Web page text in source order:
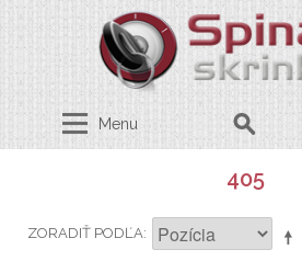
Menu
405
ZORADIŤ PODĽA